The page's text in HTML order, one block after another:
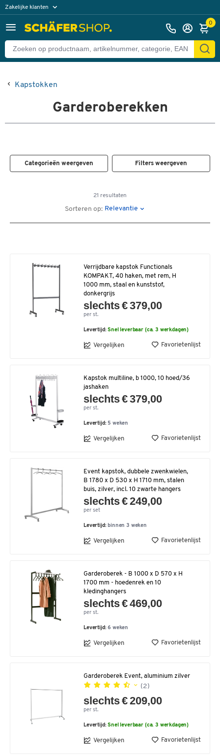
Zakelijke klanten
Particuliere klanten 0
Kapstokken
Garderoberekken
Categorieën weergeven Filters weergeven
21 resultaten
Sorteren op: Relevantie
Verrijdbare kapstok Functionals
KOMPAKT, 40 haken, met rem, H
1000 mm, staal en kunststof,
donkergrijs
slechts € 379,00
per st.
Levertijd:Snel leverbaar (ca. 3 werkdagen)
Vergelijken Favorietenlijst
Kapstok multiline, b 1000, 10 hoed/36
jashaken
slechts € 379,00
per st.
Levertijd: 5 weken
Vergelijken Favorietenlijst
Event kapstok, dubbele zwenkwielen,
B 1780 x D 530 x H 1710 mm, stalen
buis, zilver, incl. 10 zwarte hangers
slechts € 249,00
per set
Levertijd: binnen 3 weken
Vergelijken Favorietenlijst
Garderoberek - B 1000 x D 570 x H
1700 mm - hoedenrek en 10
kledinghangers
slechts € 469,00
per st.
Levertijd:6 weken
Vergelijken Favorietenlijst
Garderoberek Event, aluminium zilver
(2)
slechts € 209,00
per st.
Levertijd:Snel leverbaar (ca. 3 werkdagen)
Vergelijken Favorietenlijst